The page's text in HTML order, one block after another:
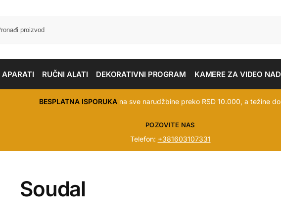
APARATI RUČNI ALATI DEKORATIVNI PROGRAM KAMERE ZA VIDEO
BESPLATNA ISPORUKAna sve narudžbine preko RSD 10.000, a težine
POZOVITE NAS
Telefon: +381603107331
Soudal